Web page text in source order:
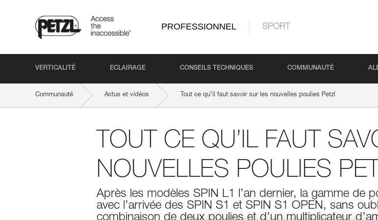
PROFESSIONNEL SPORT
VERTICALITÉ ECLAIRAGE CONSEILS TECHNIQUES COMMUNAUTÉ
Communauté Actus et vidéos Tout ce qu’il faut savoir sur les nouvelles poulies Petzl
TOUT CE QU’IL FAUT
NOUVELLES POULIES
Après les modèles SPIN L1 l’an dernier, la gamme de
avec l’arrivée des SPIN S1 et SPIN S1 OPEN, sans